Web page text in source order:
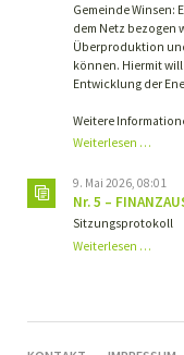
Gemeinde Winsen:
dem Netz bezogen
Überproduktion
können. Hiermit will
Entwicklung der
Weitere
Weiterlesen …
9. Mai 2026, 08:01
Nr. 5 –
Sitzungsprotokoll
Weiterlesen …